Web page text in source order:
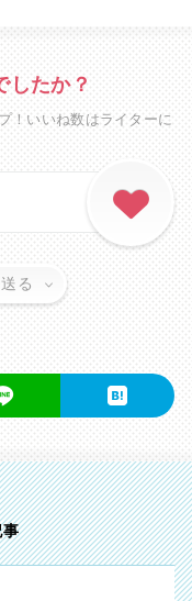
したか？
！いいね数はライターに
る
事